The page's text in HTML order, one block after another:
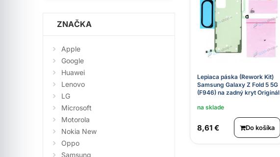
ZNAČKA
Apple
Google
Huawei
Lenovo
LG
Microsoft
Motorola
Nokia New
Oppo
Samsung
Lepiaca páska (Rework Kit)
Samsung Galaxy Z Fold 5 5G
(F946) na zadný kryt Originál
na sklade
8,61 € Do košíka